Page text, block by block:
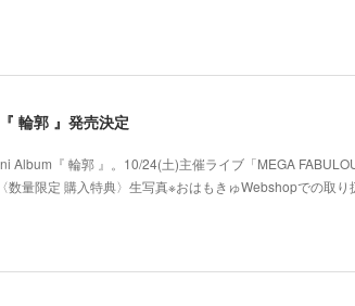
輪郭 』発売決定
Album『 輪郭 』。10/24(土)主催ライブ「MEGA
数量限定 購入特典〉生写真※おはもきゅWebshopでの取り